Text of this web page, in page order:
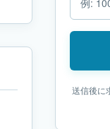
送信後に